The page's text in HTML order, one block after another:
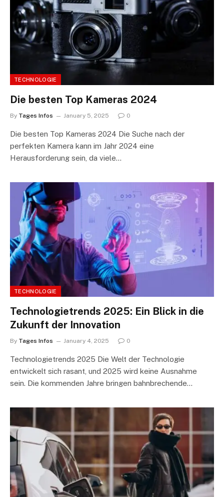
TECHNOLOGIE
Die besten Top Kameras 2024
By Tages Infos January 5, 2025 0
Die besten Top Kameras 2024 Die Suche nach der
perfekten Kamera kann im Jahr 2024 eine
Herausforderung sein, da viele…
TECHNOLOGIE
Technologietrends 2025: Ein Blick in die
Zukunft der Innovation
By Tages Infos January 4, 2025 0
Technologietrends 2025 Die Welt der Technologie
entwickelt sich rasant, und 2025 wird keine Ausnahme
sein. Die kommenden Jahre bringen bahnbrechende…